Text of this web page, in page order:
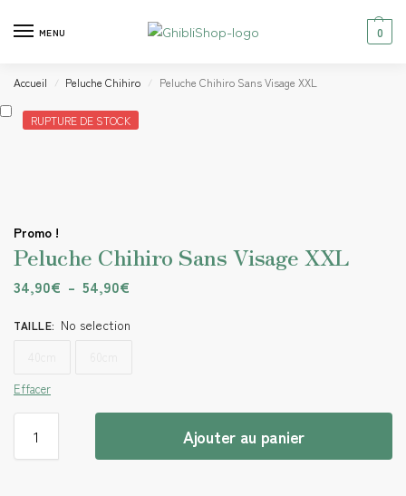
MENU 0
Accueil / Peluche Chihiro / Peluche Chihiro Sans Visage XXL
RUPTURE DE STOCK
Promo !
Peluche Chihiro Sans Visage XXL
34,90€ – 54,90€
TAILLE: No selection
Effacer
Ajouter au panier